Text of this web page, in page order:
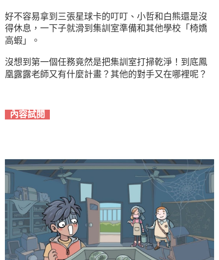
好不容易拿到三張星球卡的叮叮、小哲和白熊還是沒
得休息，一下子就滑到集訓室準備和其他學校「椅嬌
高蝦」。
沒想到第一個任務竟然是把集訓室打掃乾淨！到底鳳
凰露露老師又有什麼計畫？其他的對手又在哪裡呢？
內容試閱